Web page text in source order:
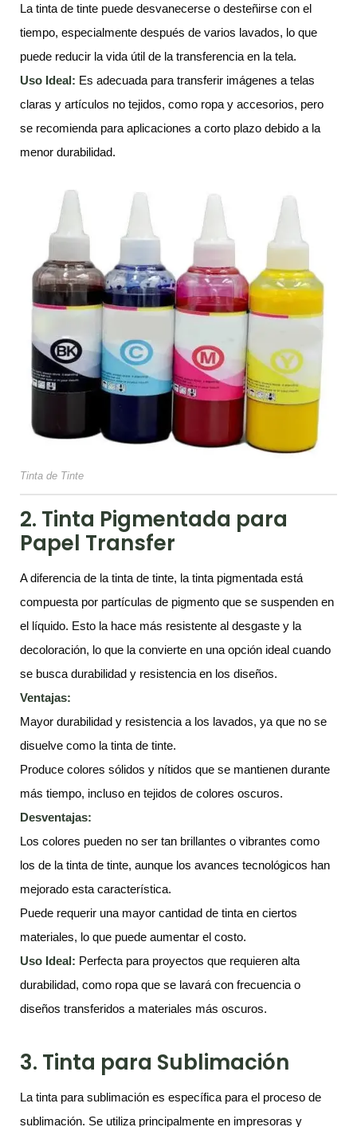
La tinta de tinte puede desvanecerse o desteñirse con el
tiempo, especialmente después de varios lavados, lo que
puede reducir la vida útil de la transferencia en la tela.
Uso Ideal: Es adecuada para transferir imágenes a telas
claras y artículos no tejidos, como ropa y accesorios, pero
se recomienda para aplicaciones a corto plazo debido a la
menor durabilidad.
Tinta de Tinte
2. Tinta Pigmentada para
Papel Transfer
A diferencia de la tinta de tinte, la tinta pigmentada está
compuesta por partículas de pigmento que se suspenden en
el líquido. Esto la hace más resistente al desgaste y la
decoloración, lo que la convierte en una opción ideal cuando
se busca durabilidad y resistencia en los diseños.
Ventajas:
Mayor durabilidad y resistencia a los lavados, ya que no se
disuelve como la tinta de tinte.
Produce colores sólidos y nítidos que se mantienen durante
más tiempo, incluso en tejidos de colores oscuros.
Desventajas:
Los colores pueden no ser tan brillantes o vibrantes como
los de la tinta de tinte, aunque los avances tecnológicos han
mejorado esta característica.
Puede requerir una mayor cantidad de tinta en ciertos
materiales, lo que puede aumentar el costo.
Uso Ideal: Perfecta para proyectos que requieren alta
durabilidad, como ropa que se lavará con frecuencia o
diseños transferidos a materiales más oscuros.
3. Tinta para Sublimación
La tinta para sublimación es específica para el proceso de
sublimación. Se utiliza principalmente en impresoras y